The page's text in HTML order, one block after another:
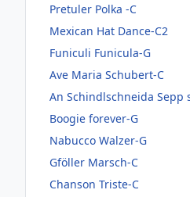
Pretuler Polka -C
Mexican Hat Dance-C2
Funiculi Funicula-G
Ave Maria Schubert-C
An Schindlschneida Sepp
Boogie forever-G
Nabucco Walzer-G
Gföller Marsch-C
Chanson Triste-C